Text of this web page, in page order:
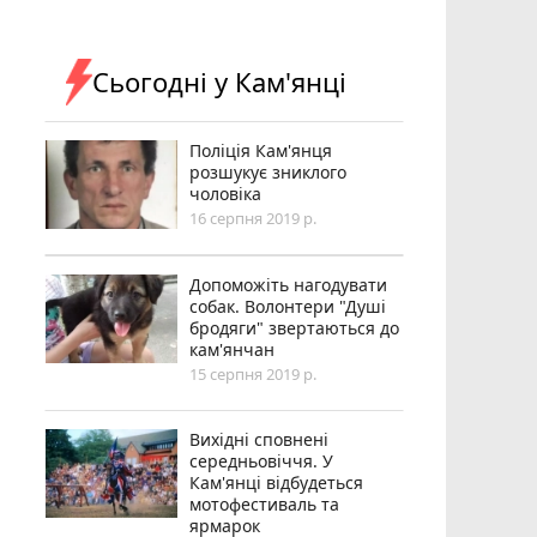
Сьогодні у Кам'янці
Поліція Кам'янця
розшукує зниклого
чоловіка
16 серпня 2019 р.
Допоможіть нагодувати
собак. Волонтери "Душі
бродяги" звертаються до
кам'янчан
15 серпня 2019 р.
Вихідні сповнені
середньовіччя. У
Кам'янці відбудеться
мотофестиваль та
ярмарок